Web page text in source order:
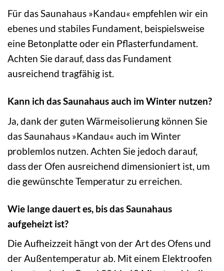
Für das Saunahaus »Kandau« empfehlen wir ein
ebenes und stabiles Fundament, beispielsweise
eine Betonplatte oder ein Pflasterfundament.
Achten Sie darauf, dass das Fundament
ausreichend tragfähig ist.
Kann ich das Saunahaus auch im Winter nutzen?
Ja, dank der guten Wärmeisolierung können Sie
das Saunahaus »Kandau« auch im Winter
problemlos nutzen. Achten Sie jedoch darauf,
dass der Ofen ausreichend dimensioniert ist, um
die gewünschte Temperatur zu erreichen.
Wie lange dauert es, bis das Saunahaus
aufgeheizt ist?
Die Aufheizzeit hängt von der Art des Ofens und
der Außentemperatur ab. Mit einem Elektroofen